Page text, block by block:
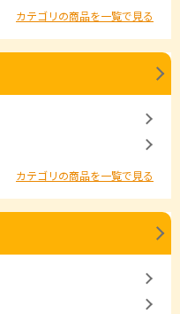
カテゴリの商品を一覧で見る
カテゴリの商品を一覧で見る